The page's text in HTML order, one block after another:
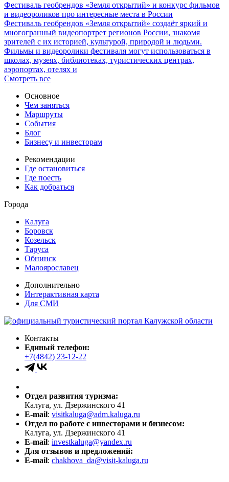
Фестиваль геобрендов «Земля открытий» и конкурс фильмов
и видеороликов про интересные места в России
Фестиваль геобрендов «Земля открытий» создаёт яркий и
многогранный видеопортрет регионов России, знакомя
зрителей с их историей, культурой, природой и людьми.
Фильмы и видеоролики фестиваля могут использоваться в
школах, музеях, библиотеках, туристических центрах,
аэропортах, отелях и
Смотреть все
Основное
Чем заняться
Маршруты
События
Блог
Бизнесу и инвесторам
Рекомендации
Где остановиться
Где поесть
Как добраться
Города
Калуга
Боровск
Козельск
Таруса
Обнинск
Малоярославец
Дополнительно
Интерактивная карта
Для СМИ
Контакты
Единый телефон:
+7(4842) 23-12-22
Отдел развития туризма:
Калуга, ул. Дзержинского 41
E-mail: visitkaluga@adm.kaluga.ru
Отдел по работе с инвесторами и бизнесом:
Калуга, ул. Дзержинского 41
E-mail: investkaluga@yandex.ru
Для отзывов и предложений:
E-mail: chakhova_da@visit-kaluga.ru